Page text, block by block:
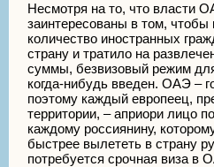
Несмотря на то, что власти
заинтересованы в том,
количество иностранных
страну и тратило на
суммы, безвизовый режим
когда-нибудь введен. ОАЭ –
поэтому каждый европеец,
территории, – априори лицо
каждому россиянину,
быстрее вылететь в страну
потребуется срочная виза в